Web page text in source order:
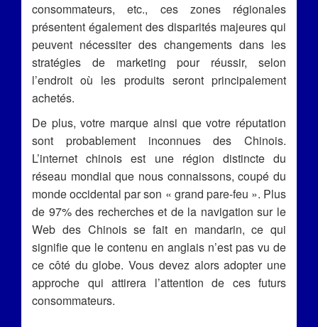
consommateurs, etc., ces zones régionales
présentent également des disparités majeures qui
peuvent nécessiter des changements dans les
stratégies de marketing pour réussir, selon
l’endroit où les produits seront principalement
achetés.
De plus, votre marque ainsi que votre réputation
sont probablement inconnues des Chinois.
L’internet chinois est une région distincte du
réseau mondial que nous connaissons, coupé du
monde occidental par son « grand pare-feu ». Plus
de 97% des recherches et de la navigation sur le
Web des Chinois se fait en mandarin, ce qui
signifie que le contenu en anglais n’est pas vu de
ce côté du globe. Vous devez alors adopter une
approche qui attirera l’attention de ces futurs
consommateurs.